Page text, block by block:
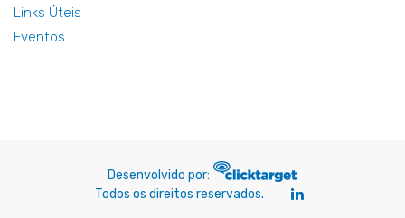
Links Úteis
Eventos
Desenvolvido por:
Todos os direitos reservados.